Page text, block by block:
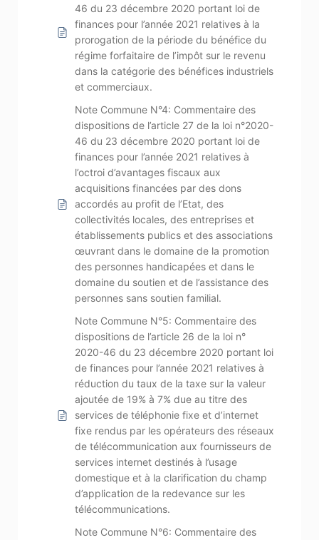
46 du 23 décembre 2020 portant loi de
finances pour l’année 2021 relatives à la
prorogation de la période du bénéfice du
régime forfaitaire de l’impôt sur le revenu
dans la catégorie des bénéfices industriels
et commerciaux.
Note Commune N°4: Commentaire des
dispositions de l’article 27 de la loi n°2020-
46 du 23 décembre 2020 portant loi de
finances pour l’année 2021 relatives à
l’octroi d’avantages fiscaux aux
acquisitions financées par des dons
accordés au profit de l’Etat, des
collectivités locales, des entreprises et
établissements publics et des associations
œuvrant dans le domaine de la promotion
des personnes handicapées et dans le
domaine du soutien et de l’assistance des
personnes sans soutien familial.
Note Commune N°5: Commentaire des
dispositions de l’article 26 de la loi n°
2020-46 du 23 décembre 2020 portant loi
de finances pour l’année 2021 relatives à
réduction du taux de la taxe sur la valeur
ajoutée de 19% à 7% due au titre des
services de téléphonie fixe et d’internet
fixe rendus par les opérateurs des réseaux
de télécommunication aux fournisseurs de
services internet destinés à l’usage
domestique et à la clarification du champ
d’application de la redevance sur les
télécommunications.
Note Commune N°6: Commentaire des